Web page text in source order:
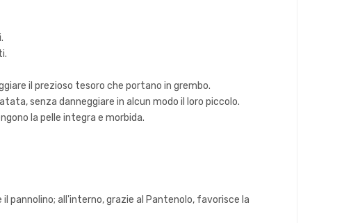
il prezioso tesoro che portano in grembo.
senza danneggiare in alcun modo il loro piccolo.
la pelle integra e morbida.
pannolino; all'interno, grazie al Pantenolo, favorisce la